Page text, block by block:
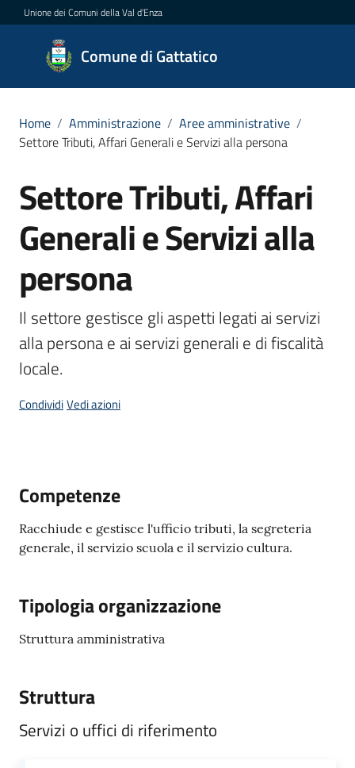
Vai al contenuto
Vai alla navigazione
Vai al footer
Unione dei Comuni della Val d'Enza
Comune di Gattatico
Comune
di
Menu selezionato
Novità
Servizi
Vivere
il
Comune
o
r
e
r
o
Tutti
argomenti...
Home / Amministrazione / Aree amministrative /
Settore Tributi, Affari Generali e Servizi alla persona
Salta al contenuto
Settore Tributi, Affari
Generali e Servizi alla
persona
Il settore gestisce gli aspetti legati ai servizi
alla persona e ai servizi generali e di fiscalità
locale.
CondividiVedi azioni
Competenze
Racchiude e gestisce l'ufficio tributi, la segreteria
generale, il servizio scuola e il servizio cultura.
Tipologia organizzazione
Struttura amministrativa
Struttura
Servizi o uffici di riferimento